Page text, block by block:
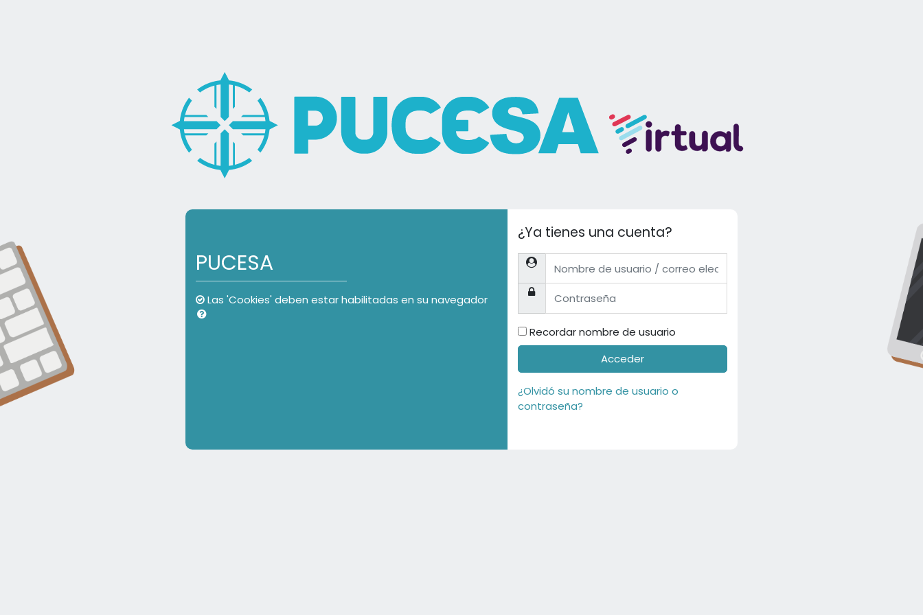
PUCESA
Las 'Cookies' deben estar habilitadas en su navegador
¿Ya tienes una cuenta?
Nombre de usuario / correo electrónico
Contraseña
Recordar nombre de usuario
Acceder
¿Olvidó su nombre de usuario o
contraseña?